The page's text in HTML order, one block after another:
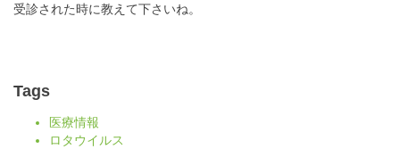
受診された時に教えて下さいね。
Tags
医療情報
ロタウイルス